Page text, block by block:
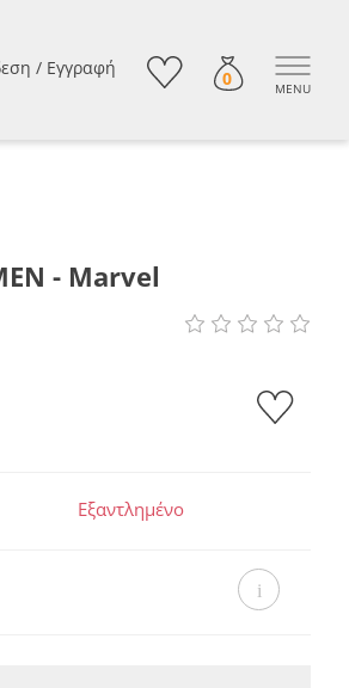
/ Εγγραφή 0 MENU
- Marvel
Εξαντλημένο